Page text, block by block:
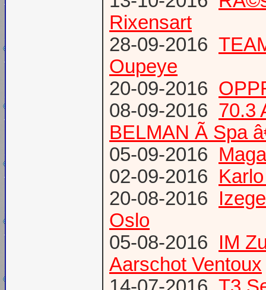
Rixensart
28-09-2016
Oupeye
20-09-2016
08-09-2016 70.3
BELMAN Ã Spa
05-09-2016
02-09-2016
20-08-2016
Oslo
05-08-2016 IM
Aarschot Ventoux